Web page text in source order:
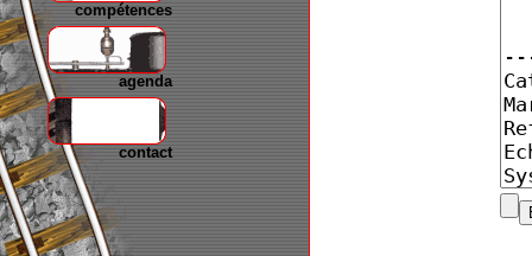
compétences
agenda
contact